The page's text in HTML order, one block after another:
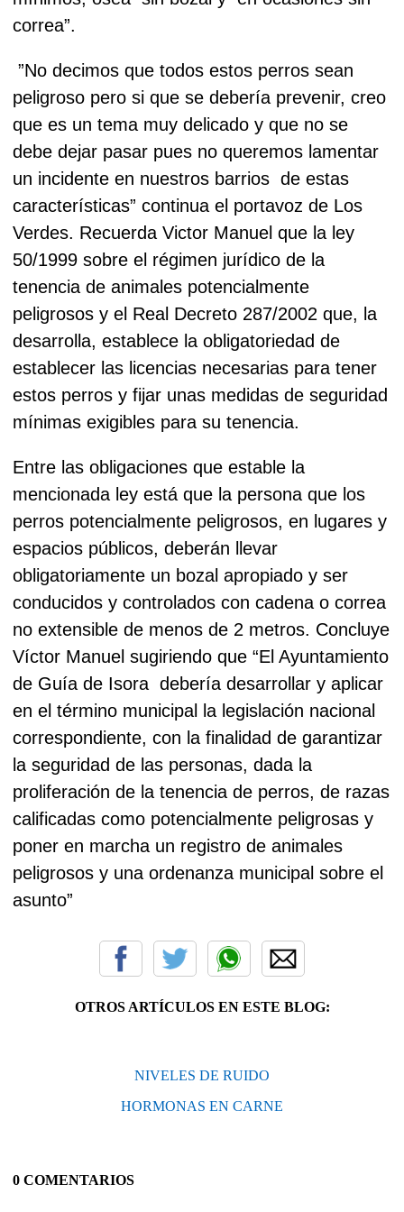
correa”.
”No decimos que todos estos perros sean
peligroso pero si que se debería prevenir, creo
que es un tema muy delicado y que no se
debe dejar pasar pues no queremos lamentar
un incidente en nuestros barrios de estas
características” continua el portavoz de Los
Verdes. Recuerda Victor Manuel que la ley
50/1999 sobre el régimen jurídico de la
tenencia de animales potencialmente
peligrosos y el Real Decreto 287/2002 que, la
desarrolla, establece la obligatoriedad de
establecer las licencias necesarias para tener
estos perros y fijar unas medidas de seguridad
mínimas exigibles para su tenencia.
Entre las obligaciones que estable la
mencionada ley está que la persona que los
perros potencialmente peligrosos, en lugares y
espacios públicos, deberán llevar
obligatoriamente un bozal apropiado y ser
conducidos y controlados con cadena o correa
no extensible de menos de 2 metros. Concluye
Víctor Manuel sugiriendo que “El Ayuntamiento
de Guía de Isora debería desarrollar y aplicar
en el término municipal la legislación nacional
correspondiente, con la finalidad de garantizar
la seguridad de las personas, dada la
proliferación de la tenencia de perros, de razas
calificadas como potencialmente peligrosas y
poner en marcha un registro de animales
peligrosos y una ordenanza municipal sobre el
asunto”
OTROS ARTÍCULOS EN ESTE BLOG:
NIVELES DE RUIDO
HORMONAS EN CARNE
0 COMENTARIOS